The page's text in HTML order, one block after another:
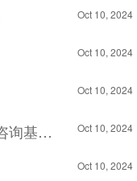
Oct 10, 2024
Oct 10, 2024
Oct 10, 2024
辽宁2024年8月中科院心理所心理咨询基础培训考试准考证打印是几号 Oct 10, 2024
Oct 10, 2024